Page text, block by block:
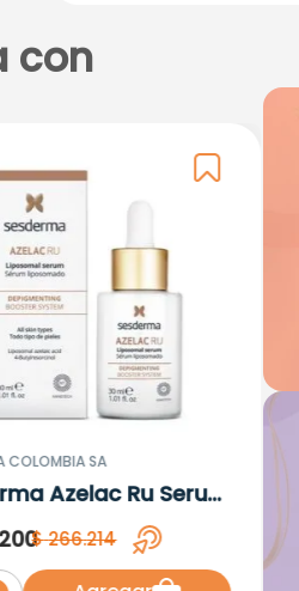
con
COLOMBIA SA
Azelac Ru Serum
x 30ml
$266.214